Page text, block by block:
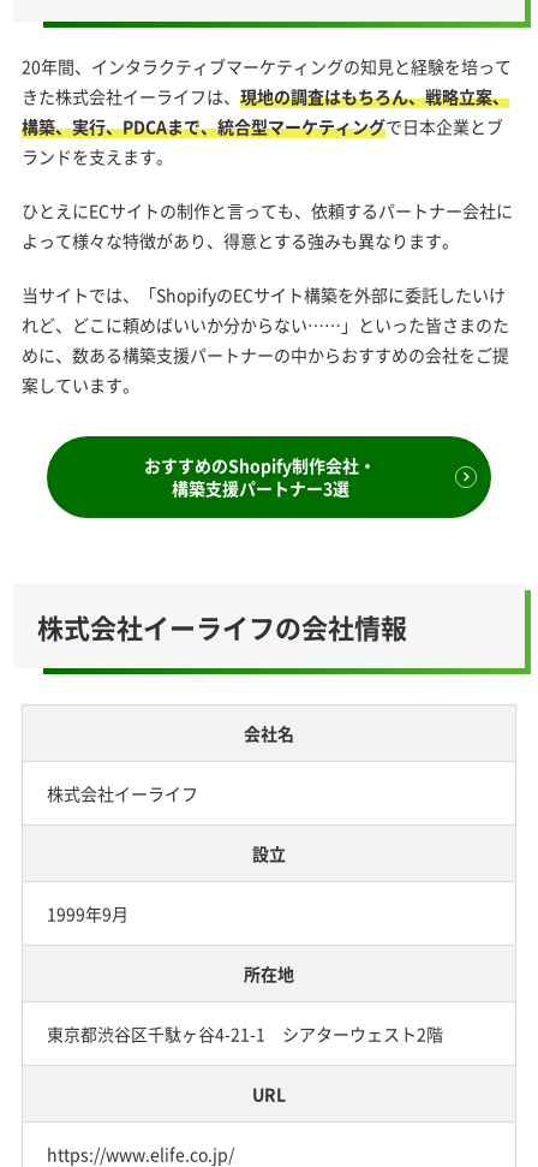
20年間、インタラクティブマーケティングの知見と経験を培って
きた株式会社イーライフは、 現地の調査はもちろん、戦略立案、
構築、実行、PDCAまで、統合型マーケティングで日本企業とブ
ランドを支えます。
ひとえにECサイトの制作と言っても、依頼するパートナー会社に
よって様々な特徴があり、得意とする強みも異なります。
当サイトでは、「ShopifyのECサイト構築を外部に委託したいけ
れど、どこに頼めばいいか分からない……」といった皆さまのた
めに、数ある構築支援パートナーの中からおすすめの会社をご提
案しています。
おすすめのShopify制作会社・
構築支援パートナー3選
株式会社イーライフの会社情報
会社名
株式会社イーライフ
設立
1999年9月
所在地
東京都渋谷区千駄ヶ谷4-21-1 シアターウェスト2階
URL
https://www.elife.co.jp/